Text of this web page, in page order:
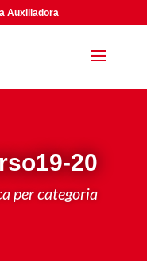
Auxiliadora
20
per categoria